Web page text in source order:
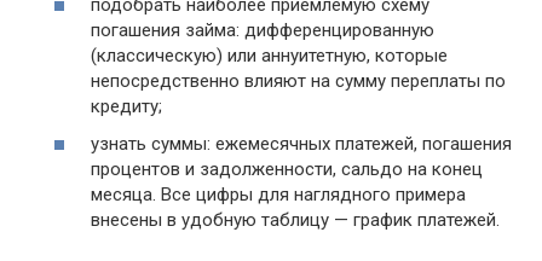
погашения займа: дифференцированную
(классическую) или аннуитетную, которые
непосредственно влияют на сумму переплаты по
кредиту;
узнать суммы: ежемесячных платежей, погашения
процентов и задолженности, сальдо на конец
месяца. Все цифры для наглядного примера
внесены в удобную таблицу — график платежей.